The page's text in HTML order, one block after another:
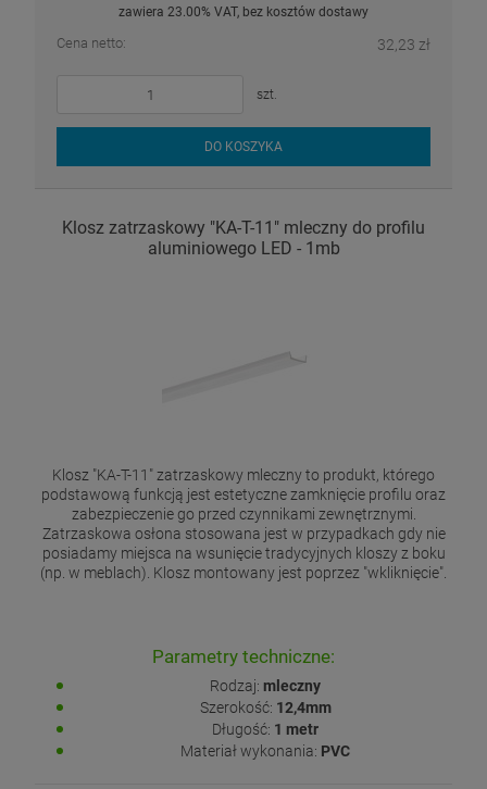
zawiera 23.00% VAT, bez kosztów dostawy
Cena netto: 32,23 zł
szt.
DO KOSZYKA
Klosz zatrzaskowy "KA-T-11" mleczny do profilu
aluminiowego LED - 1mb
Klosz "KA-T-11" zatrzaskowy mleczny to produkt, którego
podstawową funkcją jest estetyczne zamknięcie profilu oraz
zabezpieczenie go przed czynnikami zewnętrznymi.
Zatrzaskowa osłona stosowana jest w przypadkach gdy nie
posiadamy miejsca na wsunięcie tradycyjnych kloszy z boku
(np. w meblach). Klosz montowany jest poprzez "wkliknięcie".
Parametry techniczne:
Rodzaj: mleczny
Szerokość: 12,4mm
Długość: 1 metr
Materiał wykonania: PVC